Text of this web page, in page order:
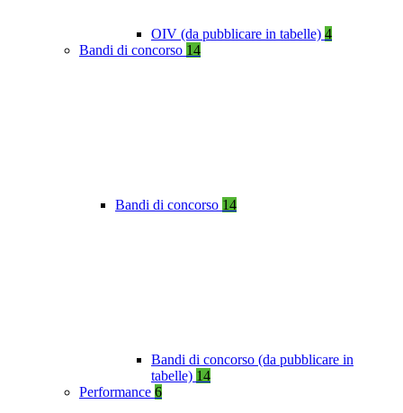
OIV (da pubblicare in tabelle) 4
Bandi di concorso 14
Bandi di concorso 14
Bandi di concorso (da pubblicare in
tabelle) 14
Performance 6